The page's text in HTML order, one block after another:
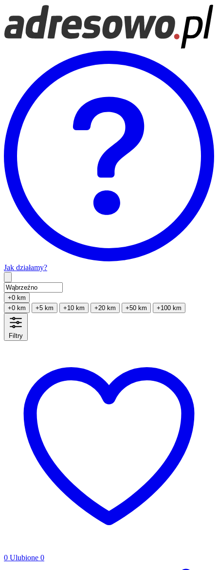
Jak działamy?
+0 km
+0 km
+5 km +10 km +20 km +50 km +100 km
Filtry
0 Ulubione 0